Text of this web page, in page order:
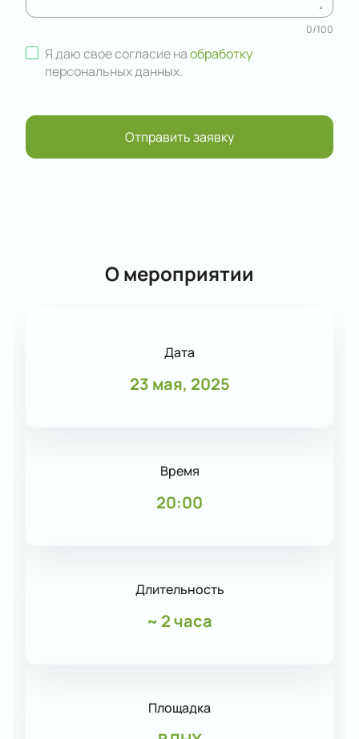
0/100
Я даю свое согласие наобработку
персональных данных.
Отправить заявку
О мероприятии
Дата
23 мая, 2025
Время
20:00
Длительность
~ 2 часа
Площадка